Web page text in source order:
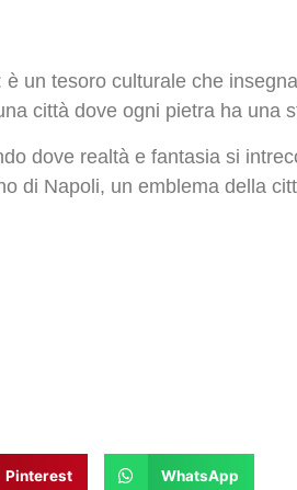
un tesoro culturale che
città dove ogni pietra ha una
dove realtà e fantasia si
di Napoli, un emblema della
Pinterest WhatsApp